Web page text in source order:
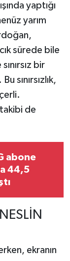
yaptığı
yarım
sürede bile
bir
sınırsızlık,
de
abone
44,5
ekranın